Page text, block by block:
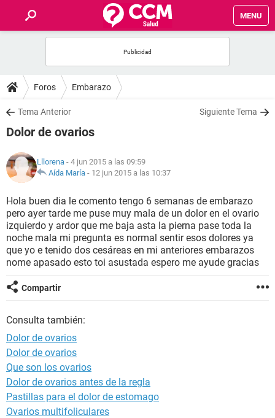
MENU
FOROS
SALUD
NUTRICIÓN
BIENESTAR
SEXUALIDAD
GLOSARIO
Foros Embarazo
Tema Anterior Siguiente Tema
Dolor de ovarios
Lllorena - 4 jun 2015 a las 09:59
Aída María - 12 jun 2015 a las 10:37
Hola buen dia le comento tengo 6 semanas de embarazo
pero ayer tarde me puse muy mala de un dolor en el ovario
izquierdo y ardor que me baja asta la pierna pase toda la
noche mala mi pregunta es normal sentir esos dolores ya
que yo e tenido dos cesáreas en mi anteriores embarazos
nome apasado esto toi asustada espero me ayude gracias
Compartir
Consulta también:
Dolor de ovarios
Dolor de ovarios
Que son los ovarios
Dolor de ovarios antes de la regla
Pastillas para el dolor de estomago
Ovarios multifoliculares